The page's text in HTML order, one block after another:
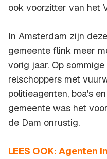
ook voorzitter van het
In Amsterdam zijn
gemeente flink meer
vorig jaar. Op
relschoppers met
politieagenten, boa's
gemeente was het
de Dam onrustig.
LEES OOK: